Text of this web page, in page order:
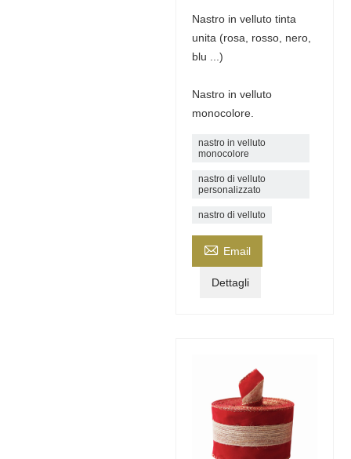
Nastro in velluto tinta
unita (rosa, rosso, nero,
blu ...)
Nastro in velluto
monocolore.
nastro in velluto
monocolore
nastro di velluto
personalizzato
nastro di velluto
 Email
Dettagli